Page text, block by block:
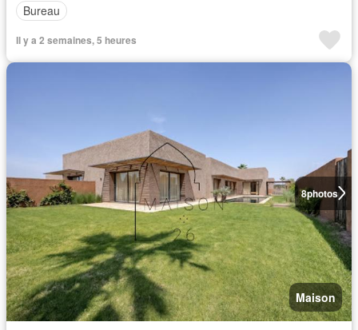
Bureau
Il y a 2 semaines, 5 heures
8photos
Maison